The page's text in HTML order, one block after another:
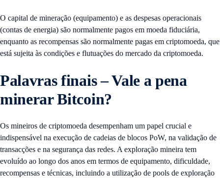
O capital de mineração (equipamento) e as despesas operacionais
(contas de energia) são normalmente pagos em moeda fiduciária,
enquanto as recompensas são normalmente pagas em criptomoeda, que
está sujeita às condições e flutuações do mercado da criptomoeda.
Palavras finais – Vale a pena
minerar Bitcoin?
Os mineiros de criptomoeda desempenham um papel crucial e
indispensável na execução de cadeias de blocos PoW, na validação de
transacções e na segurança das redes. A exploração mineira tem
evoluído ao longo dos anos em termos de equipamento, dificuldade,
recompensas e técnicas, incluindo a utilização de pools de exploração